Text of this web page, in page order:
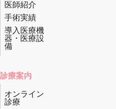
医師紹介
手術実績
導入医療機
器・医療設
備
診療案内
オンライン
診療